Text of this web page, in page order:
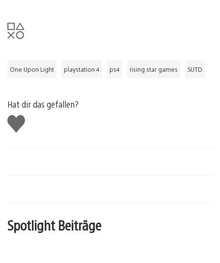
One Upon Light playstation 4 ps4 rising star games SUTD
Hat dir das gefallen?
Gefällt
mir
Spotlight Beiträge